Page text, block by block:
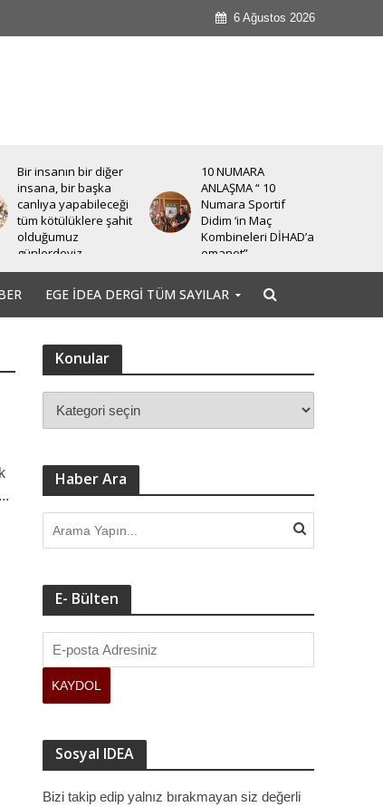
6 Ağustos 2026
Bir insanın bir diğer
insana, bir başka
canlıya yapabileceği
tüm kötülüklere şahit
olduğumuz
günlerdeyiz.
10 NUMARA
ANLAŞMA “ 10
Numara Sportif
Didim ‘in Maç
Kombineleri DİHAD’a
emanet”
EGE İDEA DERGI TÜM SAYILAR
Konular
Haber Ara
E- Bülten
Sosyal IDEA
Bizi takip edip yalnız bırakmayan siz değerli